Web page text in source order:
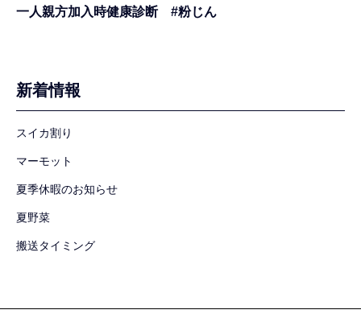
一人親方加入時健康診断 #粉じん
新着情報
スイカ割り
マーモット
夏季休暇のお知らせ
夏野菜
搬送タイミング